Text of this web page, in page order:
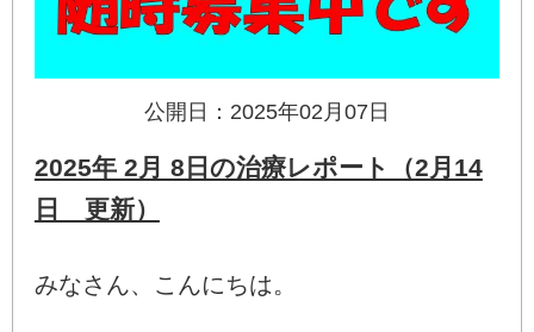
公開日：2025年02月07日
2025年 2月 8日の治療レポート（2月14
日 更新）
みなさん、こんにちは。